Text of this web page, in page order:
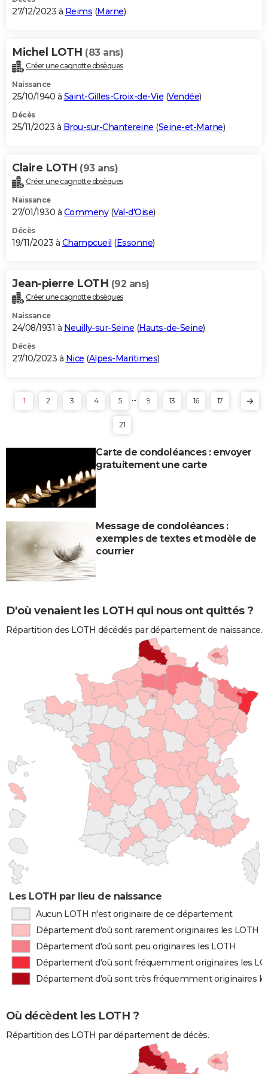
27/12/2023 à Reims (Marne)
Michel LOTH (83 ans)
Créer une cagnotte obsèques
Naissance
25/10/1940 à Saint-Gilles-Croix-de-Vie (Vendée)
Décès
25/11/2023 à Brou-sur-Chantereine (Seine-et-Marne)
Claire LOTH (93 ans)
Créer une cagnotte obsèques
Naissance
27/01/1930 à Commeny(Val-d'Oise)
Décès
19/11/2023 à Champcueil (Essonne)
Jean-pierre LOTH (92 ans)
Créer une cagnotte obsèques
Naissance
24/08/1931 à Neuilly-sur-Seine (Hauts-de-Seine)
Décès
27/10/2023 à Nice (Alpes-Maritimes)
1 2 3 4 5 ... 9 13 16 17
21
Carte de condoléances : envoyer
gratuitement une carte
Message de condoléances :
exemples de textes et modèle de
courrier
D'où venaient les LOTH qui nous ont quittés ?
Répartition des LOTH décédés par département de naissance.
Les LOTH par lieu de naissance
Aucun LOTH n'est originaire de ce département
Département d'où sont rarement originaires les LOTH
Département d'où sont peu originaires les LOTH
Département d'où sont fréquemment originaires les
Département d'où sont très fréquemment originaires
Où décèdent les LOTH ?
Répartition des LOTH par département de décès.